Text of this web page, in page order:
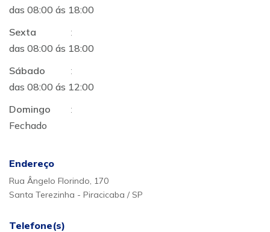
das 08:00 ás 18:00
Sexta
:
das 08:00 ás 18:00
Sábado
:
das 08:00 ás 12:00
Domingo
:
Fechado
Endereço
Rua Ângelo Florindo, 170
Santa Terezinha - Piracicaba / SP
Telefone(s)